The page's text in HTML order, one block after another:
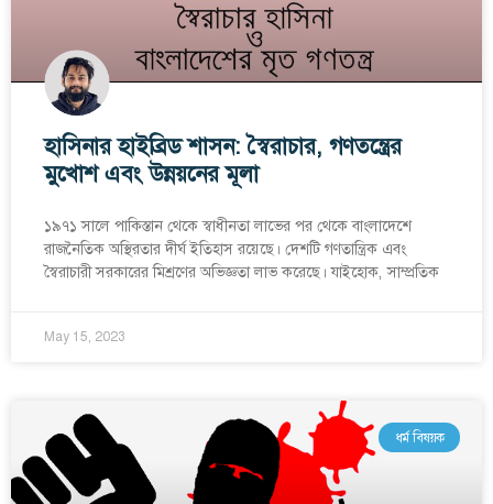
হাসিনার হাইব্রিড শাসন: স্বৈরাচার, গণতন্ত্রের
মুখোশ এবং উন্নয়নের মূলা
১৯৭১ সালে পাকিস্তান থেকে স্বাধীনতা লাভের পর থেকে বাংলাদেশে
রাজনৈতিক অস্থিরতার দীর্ঘ ইতিহাস রয়েছে। দেশটি গণতান্ত্রিক এবং
স্বৈরাচারী সরকারের মিশ্রণের অভিজ্ঞতা লাভ করেছে। যাইহোক, সাম্প্রতিক
May 15, 2023
ধর্ম বিষয়ক